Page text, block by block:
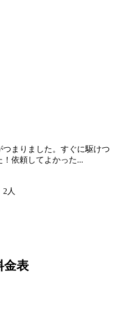
まりました。すぐに駆けつ
依頼してよかった...
人
金表